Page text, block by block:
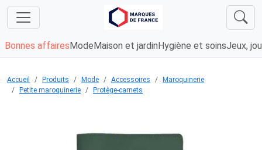
Bonnes affaires Mode Maison et jardin Hygiène et soinsJeux,
Accueil Produits Mode Accessoires
Maroquinerie
Petite maroquinerie
Protège-carnets